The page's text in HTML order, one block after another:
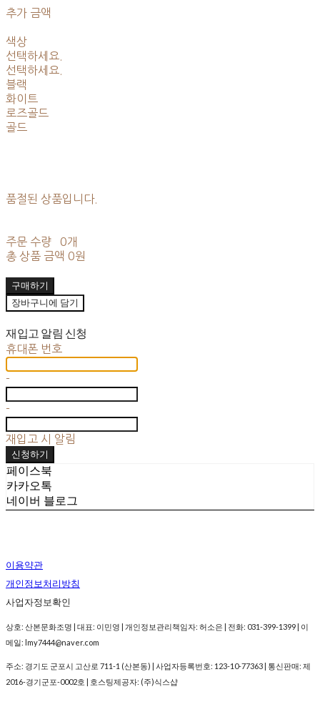
추가 금액
색상
선택하세요.
선택하세요.
블랙
화이트
로즈골드
골드
품절된 상품입니다.
주문 수량
0개
총 상품 금액 0원
구매하기
장바구니에 담기
재입고 알림 신청
휴대폰 번호
-
-
재입고 시 알림
신청하기
페이스북
카카오톡
네이버 블로그
이용약관
개인정보처리방침
사업자정보확인
상호: 산본문화조명 | 대표: 이민영 | 개인정보관리책임자: 허소은 | 전화: 031-399-1399 | 이
메일: lmy7444@naver.com
주소: 경기도 군포시 고산로 711-1 (산본동) | 사업자등록번호: 123-10-77363 | 통신판매: 제
2016-경기군포-0002호 | 호스팅제공자: (주)식스샵